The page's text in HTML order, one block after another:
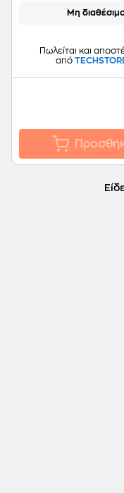
Μη
Πωλείται και
από